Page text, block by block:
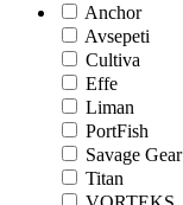
Anchor
Avsepeti
Cultiva
Effe
Liman
PortFish
Savage Gear
Titan